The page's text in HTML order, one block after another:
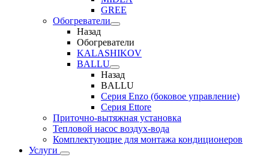
GREE
Обогреватели
Назад
Обогреватели
KALASHIKOV
BALLU
Назад
BALLU
Серия Enzo (боковое управление)
Серия Ettore
Приточно-вытяжная установка
Тепловой насос воздух-вода
Комплектующие для монтажа кондиционеров
Услуги